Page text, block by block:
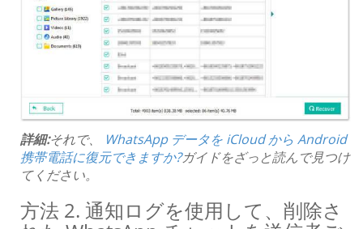
詳細:それで、
WhatsApp データを iCloud から Android
携帯電話に復元できますか?ガイドをざっと読んで見つけ
てください。
方法 2. 通知ログを使用して、削除さ